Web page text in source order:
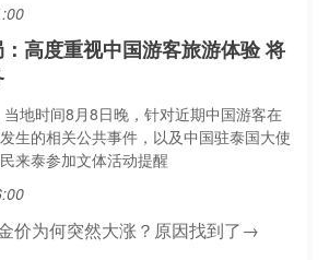
高度重视中国游客旅游体验 将
地时间8月8日晚，针对近期中国游客在
生的相关公共事件，以及中国驻泰国大使
来泰参加文体活动提醒